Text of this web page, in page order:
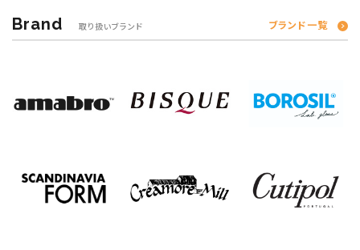
Brand 取り扱いブランド ブランド一覧